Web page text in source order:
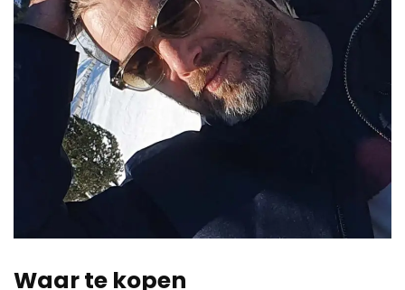
Waar te kopen